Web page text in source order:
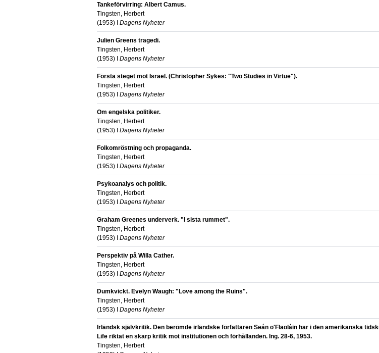
Tankeförvirring: Albert Camus.
Tingsten, Herbert
(1953) I Dagens Nyheter
Julien Greens tragedi.
Tingsten, Herbert
(1953) I Dagens Nyheter
Första steget mot Israel. (Christopher Sykes: "Two Studies in Virtue").
Tingsten, Herbert
(1953) I Dagens Nyheter
Om engelska politiker.
Tingsten, Herbert
(1953) I Dagens Nyheter
Folkomröstning och propaganda.
Tingsten, Herbert
(1953) I Dagens Nyheter
Psykoanalys och politik.
Tingsten, Herbert
(1953) I Dagens Nyheter
Graham Greenes underverk. "I sista rummet".
Tingsten, Herbert
(1953) I Dagens Nyheter
Perspektiv på Willa Cather.
Tingsten, Herbert
(1953) I Dagens Nyheter
Dumkvickt. Evelyn Waugh: "Love among the Ruins".
Tingsten, Herbert
(1953) I Dagens Nyheter
Irländsk självkritik. Den berömde irländske författaren Seán o'Flaoláin har i den amerikanska
Life riktat en skarp kritik mot institutionen och förhållanden. Ing. 28-6, 1953.
Tingsten, Herbert